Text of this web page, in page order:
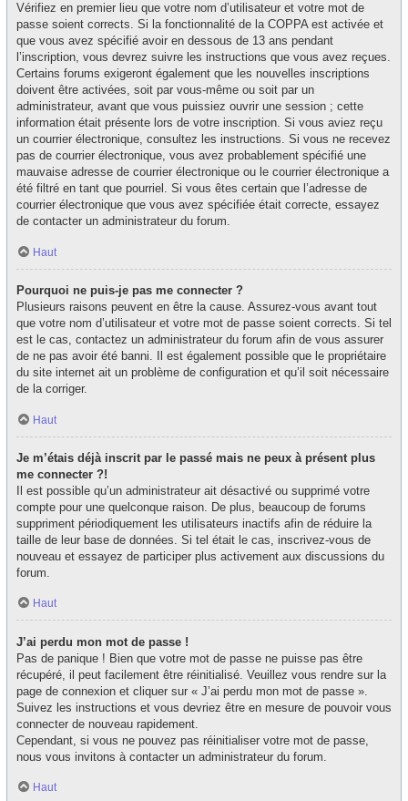
Vérifiez en premier lieu que votre nom d’utilisateur et votre mot de
passe soient corrects. Si la fonctionnalité de la COPPA est activée et
que vous avez spécifié avoir en dessous de 13 ans pendant
l’inscription, vous devrez suivre les instructions que vous avez reçues.
Certains forums exigeront également que les nouvelles inscriptions
doivent être activées, soit par vous-même ou soit par un
administrateur, avant que vous puissiez ouvrir une session ; cette
information était présente lors de votre inscription. Si vous aviez reçu
un courrier électronique, consultez les instructions. Si vous ne recevez
pas de courrier électronique, vous avez probablement spécifié une
mauvaise adresse de courrier électronique ou le courrier électronique a
été filtré en tant que pourriel. Si vous êtes certain que l’adresse de
courrier électronique que vous avez spécifiée était correcte, essayez
de contacter un administrateur du forum.
Haut
Pourquoi ne puis-je pas me connecter ?
Plusieurs raisons peuvent en être la cause. Assurez-vous avant tout
que votre nom d’utilisateur et votre mot de passe soient corrects. Si tel
est le cas, contactez un administrateur du forum afin de vous assurer
de ne pas avoir été banni. Il est également possible que le propriétaire
du site internet ait un problème de configuration et qu’il soit nécessaire
de la corriger.
Haut
Je m’étais déjà inscrit par le passé mais ne peux à présent plus
me connecter ?!
Il est possible qu’un administrateur ait désactivé ou supprimé votre
compte pour une quelconque raison. De plus, beaucoup de forums
suppriment périodiquement les utilisateurs inactifs afin de réduire la
taille de leur base de données. Si tel était le cas, inscrivez-vous de
nouveau et essayez de participer plus activement aux discussions du
forum.
Haut
J’ai perdu mon mot de passe !
Pas de panique ! Bien que votre mot de passe ne puisse pas être
récupéré, il peut facilement être réinitialisé. Veuillez vous rendre sur la
page de connexion et cliquer sur « J’ai perdu mon mot de passe ».
Suivez les instructions et vous devriez être en mesure de pouvoir vous
connecter de nouveau rapidement.
Cependant, si vous ne pouvez pas réinitialiser votre mot de passe,
nous vous invitons à contacter un administrateur du forum.
Haut